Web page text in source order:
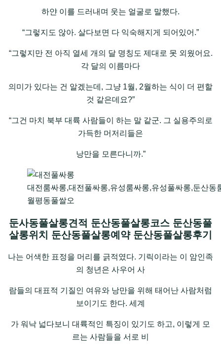
하얀 이를 드러내며 웃는 얼굴로 말했다.
“그렇지도 않아. 살다보면 다 익숙해지게 되어있어.”
“그렇지만 전 아직 열세 개의 달 명칭도 제대로 못 외웠어요.
각 달의 이름마다
의미가 있다는 건 알겠는데, 그냥 1월, 2월하는 식이 더 편할
것 같은데요?”
“그건 마치 북부 대륙 사람들이 하는 말 같군. 그 실용주의로
가득한 머저리들은
낭만을 모른다니까.”
대전룸싸롱,대전풀싸롱,유성룸싸롱,유성풀싸롱,둔산동
월평동풀쌀오
둔사동풀살롱견적 둔산동풀살롱코스 둔산동풀
살롱위치 둔산동풀살롱예약 둔산동풀살롱후기
나는 어색한 표정을 머리를 긁적였다. 기릭이라는 이 암인족
의 청년은 사우어 사
람들의 대표적 기질인 여유와 낭만을 위해 태어난 사람처럼
보이기도 한다. 세계
가 워낙 넓다보니 대륙적인 특징이 있기도 하고, 이렇게 모
르는 사람들을 서로 비